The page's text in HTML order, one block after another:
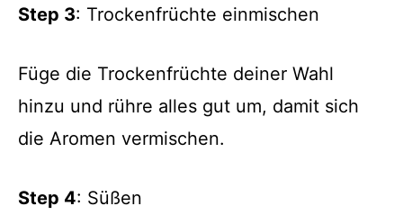
Step 3: Trockenfrüchte einmischen
Füge die Trockenfrüchte deiner Wahl
hinzu und rühre alles gut um, damit sich
die Aromen vermischen.
Step 4: Süßen